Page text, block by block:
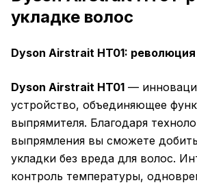
укладке волос
Dyson Airstrait HT01:
Dyson Airstrait HT01 —
устройство, объединяющее
выпрямителя. Благодаря
выпрямления вы сможете
укладки без вреда для волос.
контроль температуры,